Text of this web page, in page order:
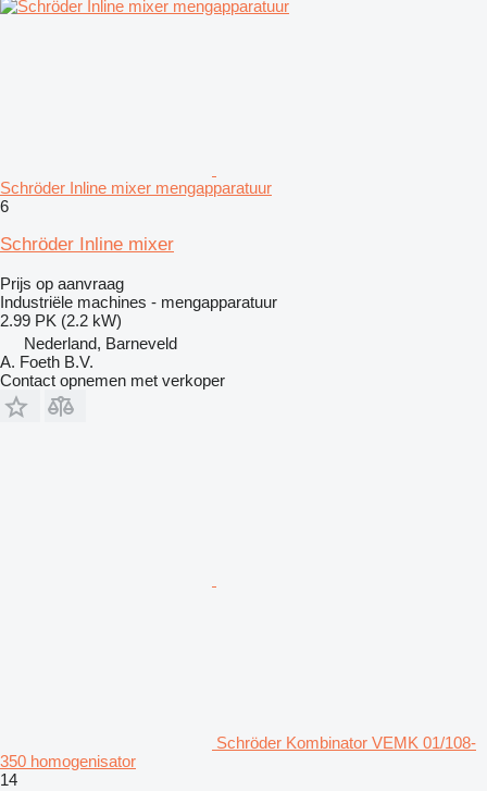
Schröder Inline mixer mengapparatuur
6
Schröder Inline mixer
Prijs op aanvraag
Industriële machines - mengapparatuur
2.99 PK (2.2 kW)
Nederland, Barneveld
A. Foeth B.V.
Contact opnemen met verkoper
Schröder Kombinator VEMK 01/108-
350 homogenisator
14